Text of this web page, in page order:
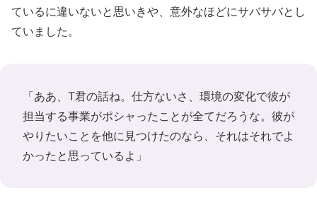
ているに違いないと思いきや、意外なほどにサバサバとし
ていました。
「ああ、T君の話ね。仕方ないさ、環境の変化で彼が
担当する事業がポシャったことが全てだろうな。彼が
やりたいことを他に見つけたのなら、それはそれでよ
かったと思っているよ」